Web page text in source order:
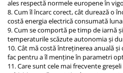
Piese Trotinete Electrice
PIESE UNIVERSALE
Baterie Trotineta Electrica
Cauciuc Trotineta Electrica
Camera Trotineta Electrica
ales respectă normele europene în
8. Cum îl încarc corect, cât durează o
costă energia electrică consumată
9. Cum se comportă pe timp de iarnă
temperaturile scăzute autonomia și
10. Cât mă costă întreținerea anuală
fac pentru a îl menține în parametri
11. Care sunt cele mai frecvente